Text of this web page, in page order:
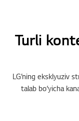
Turli
LG’ning eksklyuziv
talab bo‘yicha